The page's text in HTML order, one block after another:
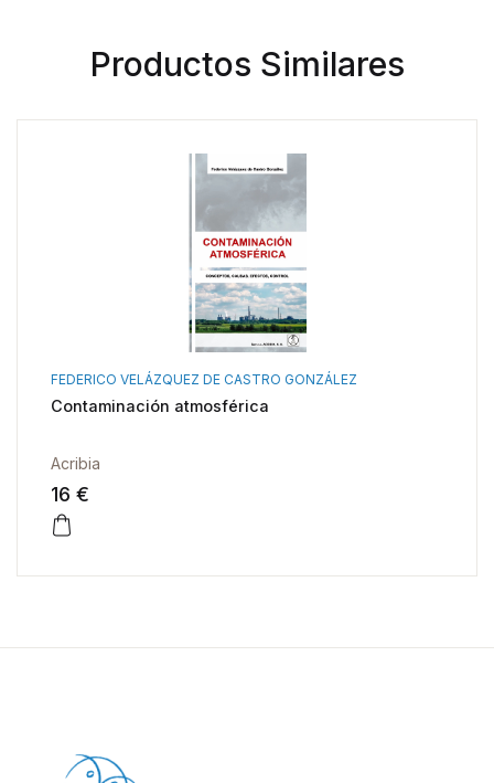
Productos Similares
FEDERICO VELÁZQUEZ DE CASTRO GONZÁLEZ
Contaminación atmosférica
Acribia
16 €